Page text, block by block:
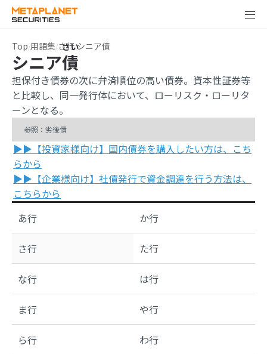
Top 用語集 さ行 シニア債
シニア債
担保付き債券の次に弁済順位の高い債券。資本性証券等
と比較し、同一発行体において、ローリスク・ローリタ
ーンとなる。
参照：劣後債
▶▶【投資家様向け】国内債券を購入したい方は、こち
らから
▶▶【企業様向け】社債発行で資金調達を行う方法は、
こちらから
あ行
か行
さ行 た行
な行 は行
ま行 や行
ら行 わ行